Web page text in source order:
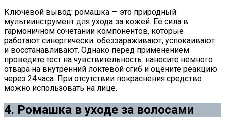
Ключевой вывод: ромашка — это природный
мультиинструмент для ухода за кожей. Её сила в
гармоничном сочетании компонентов, которые
работают синергически: обеззараживают, успокаивают
и восстанавливают. Однако перед применением
проведите тест на чувствительность: нанесите немного
отвара на внутренний локтевой сгиб и оцените реакцию
через 24 часа. При отсутствии покраснения средство
можно использовать на лице.
4. Ромашка в уходе за волосами